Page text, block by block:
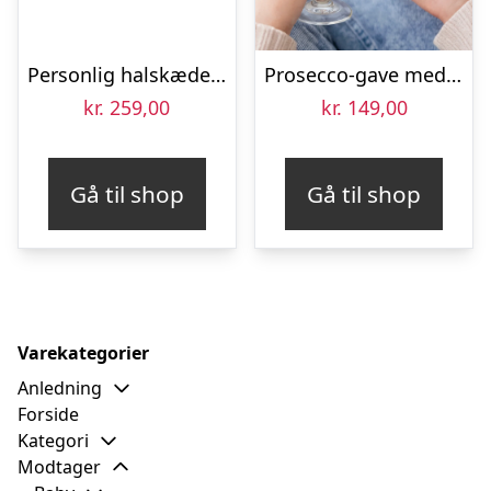
Personlig halskæde med billede – Hjerte – Sølv
kr. 259,00
Gå til shop
Prosecco-gave med personligt glas – Rosanti – Vino Frizzante – Mini
kr. 149,00
Gå til shop
Varekategorier
Anledning
Forside
Kategori
Modtager